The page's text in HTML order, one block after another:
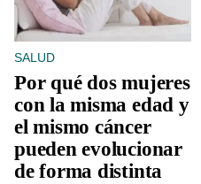
SALUD
Por qué dos mujeres
con la misma edad y
el mismo cáncer
pueden evolucionar
de forma distinta